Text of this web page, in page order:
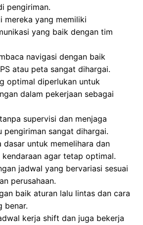
pengiriman.
mereka yang memiliki
yang baik dengan tim
navigasi dengan baik
atau peta sangat dihargai.
optimal diperlukan untuk
dalam pekerjaan sebagai
supervisi dan menjaga
pengiriman sangat dihargai.
dasar untuk memelihara dan
agar tetap optimal.
jadwal yang bervariasi sesuai
perusahaan.
baik aturan lalu lintas dan cara
benar.
kerja shift dan juga bekerja